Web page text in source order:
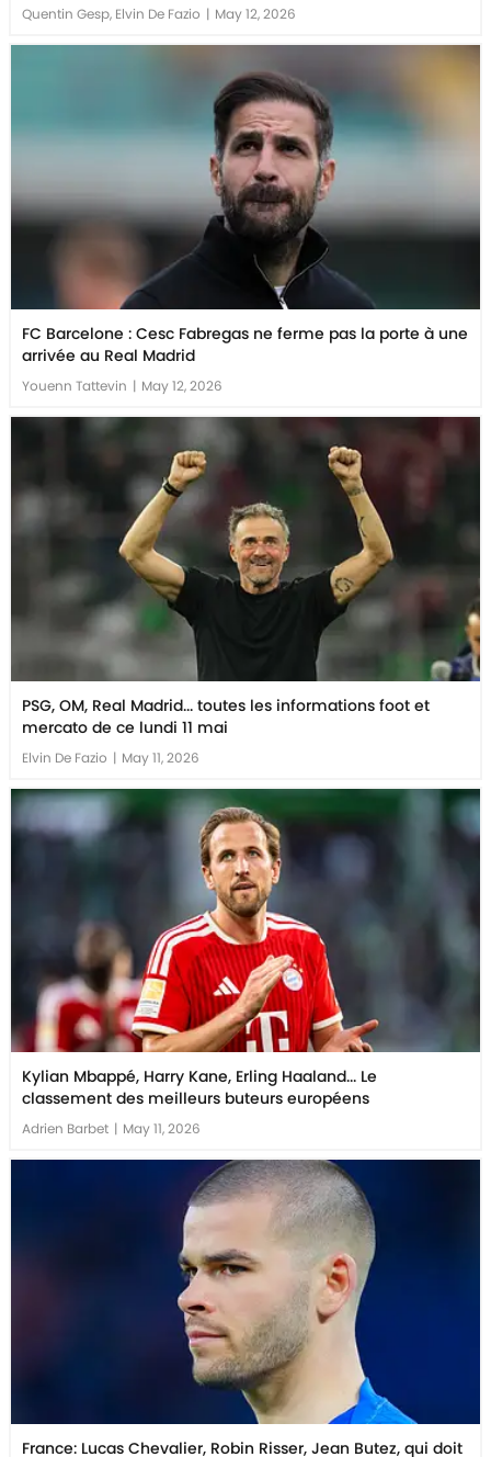
Quentin Gesp, Elvin De Fazio | May 12, 2026
FC Barcelone : Cesc Fabregas ne ferme pas la porte à une
arrivée au Real Madrid
Youenn Tattevin | May 12, 2026
PSG, OM, Real Madrid... toutes les informations foot et
mercato de ce lundi 11 mai
Elvin De Fazio | May 11, 2026
Kylian Mbappé, Harry Kane, Erling Haaland... Le
classement des meilleurs buteurs européens
Adrien Barbet | May 11, 2026
France: Lucas Chevalier, Robin Risser, Jean Butez, qui doit